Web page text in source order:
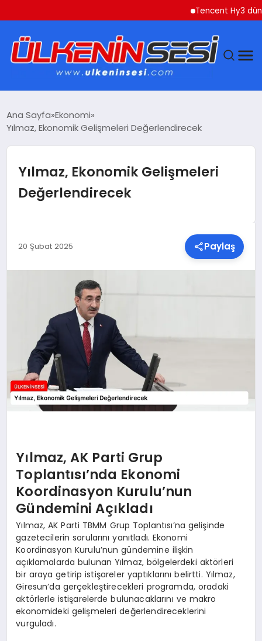
Tencent Hy3 dünya
EKONOMI
GÜNDEM
MAGAZIN
TEKNOLOJI
YAŞAM
MALATYA HABERLERI
Ana Sayfa Ekonomi
Yılmaz, Ekonomik Gelişmeleri Değerlendirecek
Yılmaz, Ekonomik Gelişmeleri
Değerlendirecek
20 Şubat 2025 Paylaş
Yılmaz, AK Parti Grup
Toplantısı’nda Ekonomi
Koordinasyon Kurulu’nun
Gündemini Açıkladı
Yılmaz, AK Parti TBMM Grup Toplantısı’na gelişinde
gazetecilerin sorularını yanıtladı. Ekonomi
Koordinasyon Kurulu’nun gündemine ilişkin
açıklamalarda bulunan Yılmaz, bölgelerdeki aktörleri
bir araya getirip istişareler yaptıklarını belirtti. Yılmaz,
Giresun’da gerçekleştirecekleri programda, oradaki
aktörlerle istişarelerde bulunacaklarını ve makro
ekonomideki gelişmeleri değerlendireceklerini
vurguladı.